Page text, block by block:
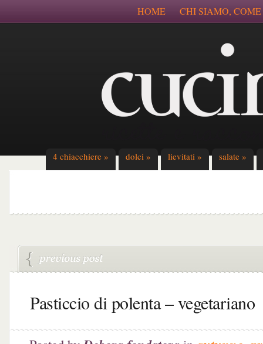
HOME CHI SIAMO,
4 chiacchiere » dolci » lievitati » salate »
Pasticcio di polenta – vegetariano